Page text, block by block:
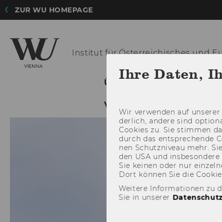
ZUR WU HOMEPAGE
Institut für Österreichisches und
ÜBER DAS INSTITUT
VERANSTALTUNGEN
Ihre Daten,
Wir ver­wen­den auf
der­lich, an­de­re sind
Coo­kies zu. Sie stim­men
durch das ent­spre­chen­de
nen Schutz­ni­veau mehr.
den USA und
Sie kei­nen oder nur
Dort kön­nen Sie die
Weitere Informationen zu
Sie in unserer